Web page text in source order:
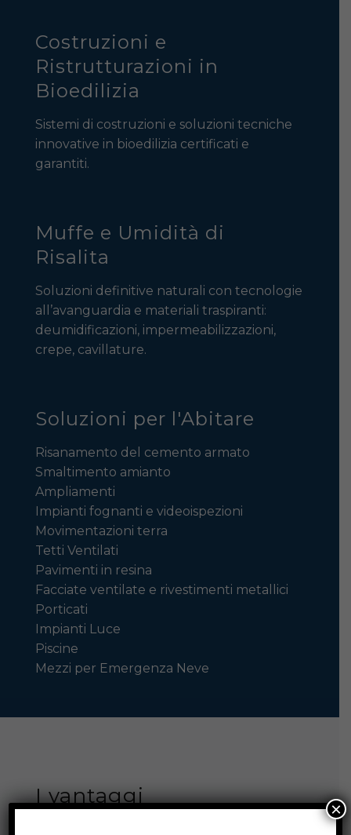
Costruzioni e
Ristrutturazioni in
Bioedilizia
Sistemi di costruzioni e soluzioni tecniche
innovative in bioedilizia certificati e
garantiti.
Muffe e Umidità di
Risalita
Soluzioni definitive naturali con tecnologie
all’avanguardia e materiali traspiranti:
deumidificazioni, impermeabilizzazioni,
crepe, cavillature.
Soluzioni per l'Abitare
Risanamento del cemento armato
Smaltimento amianto
Ampliamenti
Impianti fognanti e videoispezioni
Movimentazioni terra
Tetti Ventilati
Pavimenti in resina
Facciate ventilate e rivestimenti metallici
Porticati
Impianti Luce
Piscine
Mezzi per Emergenza Neve
I vantaggi
×